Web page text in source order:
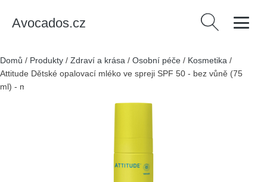
Avocados.cz Vyhledávání
Domů / Produkty / Zdraví a krása / Osobní péče / Kosmetika /
Attitude Dětské opalovací mléko ve spreji SPF 50 - bez vůně (75
ml) - minerální filtr bez nanočástic